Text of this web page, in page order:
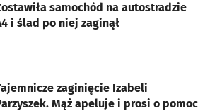
samochód na autostradzie
i ślad po niej zaginął
zaginięcie Izabeli
Mąż apeluje i prosi o pomoc
karcie